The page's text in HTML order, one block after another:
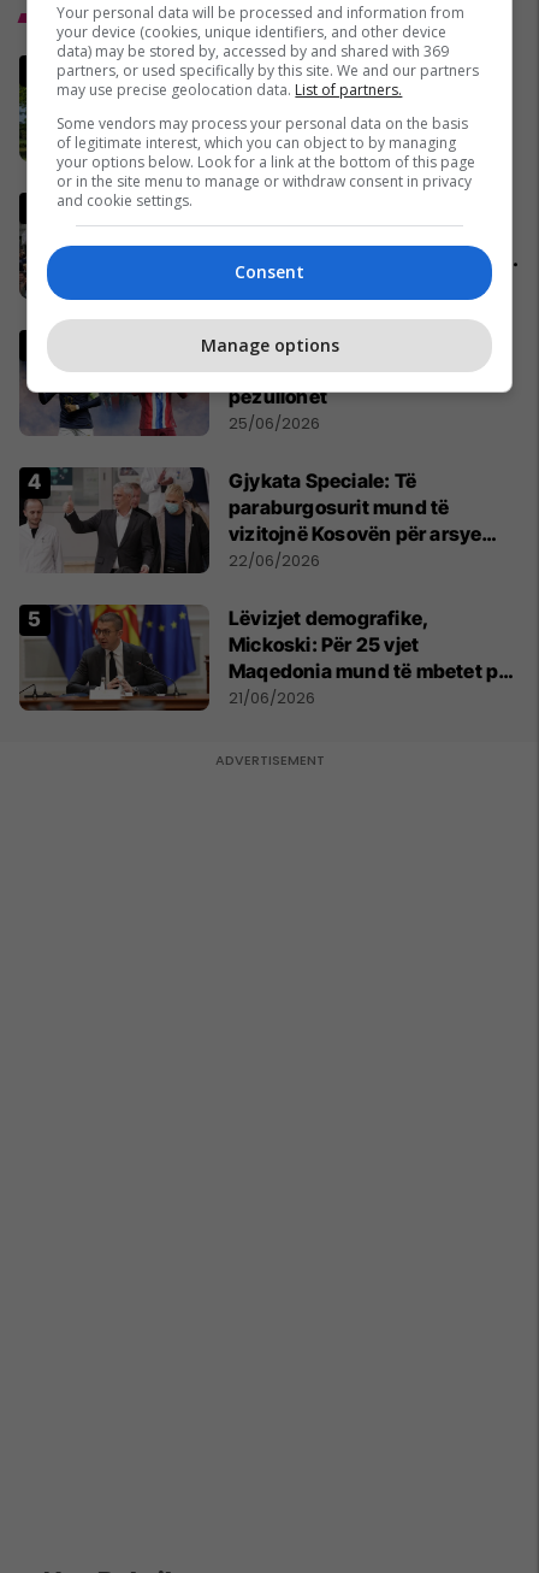
Top 5
5 pemë që ekspertët
këshillojnë të mos i mbillni
kurrë në oborr
22/06/2026
Kosovën: Na kanë gënjyer,
bashkëkombësit tanë s’janë të
shtypur
21/06/2026
Zhvillim i papritur në Botëror,
Francë – Norvegji mund të
pezullohet
25/06/2026
​Gjykata Speciale: Të
paraburgosurit mund të
vizitojnë Kosovën për arsye
humanitare
22/06/2026
Lëvizjet demografike,
Mickoski: Për 25 vjet
Maqedonia mund të mbetet pa
150 mijë deri në 250 mijë
21/06/2026
Your personal data will be processed and information from
your device (cookies, unique identifiers, and other device
data) may be stored by, accessed by and shared with 369
partners, or used specifically by this site. We and our partners
may use precise geolocation data. List of partners.
Some vendors may process your personal data on the basis
of legitimate interest, which you can object to by managing
your options below. Look for a link at the bottom of this page
or in the site menu to manage or withdraw consent in privacy
and cookie settings.
Consent
Manage options